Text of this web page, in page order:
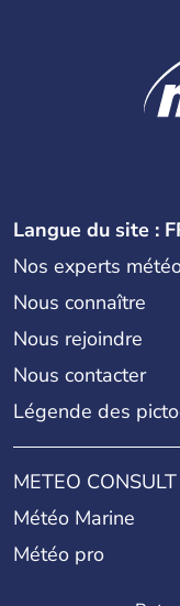
Langue du site :
Nos experts
Nous connaître
Nous rejoindre
Nous contacter
Légende des
METEO CONSULT
Météo Marine
Météo pro